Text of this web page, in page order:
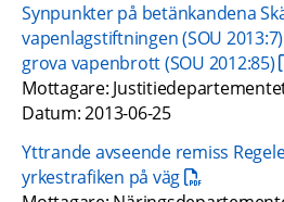
Synpunkter på betänkandena
vapenlagstiftningen (SOU
grova vapenbrott (SOU 2012:85)
Mottagare:
Datum: 2013-06-25
Yttrande avseende remiss
yrkestrafiken på vägpdf, 518.1 kB.